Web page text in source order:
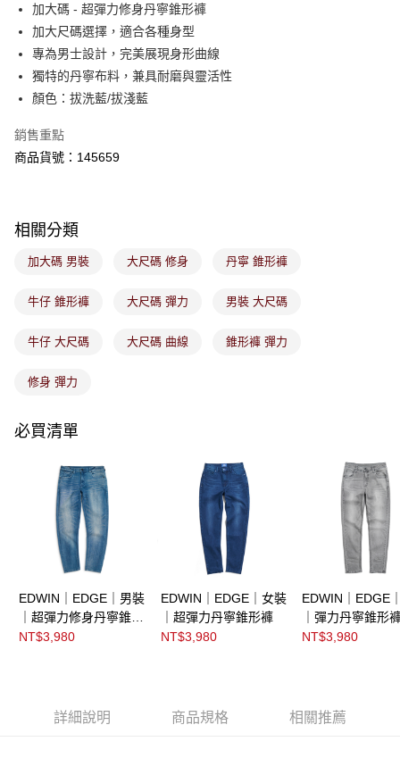
後付繳納相關費用。
※ 交易是否成功請以「AFTEE先享後付 」之結帳頁面顯示為準，若有關於
是否繳費成功／繳費後需取消欲退款等相關疑問，請聯繫「AFTEE先享後付
客戶支援中心」https://netprotections.freshdesk.com/support/home
１．透過由恩沛科技股份有限公司提供之「AFTEE先享後付」服務完成之交
權轉讓予恩沛科技股份有限公司。
２．關於個人資料處理事宜，請瀏覽以下網址：
４．使用「AFTEE先享後付」時，將依據個別帳號之用戶狀況，依本公司即
請求用戶進行身份認證。
恩沛科技股份有限公司將有權停止該用戶之使用額度並採取法律行動。
付款後萊爾富取貨
免運費
7-11取貨付款
免運費
付款後7-11取貨
免運費
免運費
付款後門市取貨
加大碼 - 超彈力修身丹寧錐形褲
加大尺碼選擇，適合各種身型
專為男士設計，完美展現身形曲線
獨特的丹寧布料，兼具耐磨與靈活性
顏色：拔洗藍/拔淺藍
銷售重點
商品貨號：145659
相關分類
加大碼 男裝 大尺碼 修身 丹寧 錐形褲
牛仔 錐形褲 大尺碼 彈力 男裝 大尺碼
牛仔 大尺碼 大尺碼 曲線 錐形褲 彈力
修身 彈力
必買清單
EDWIN｜EDGE｜男裝
｜超彈力修身丹寧錐形
褲
NT$3,980
EDWIN｜EDGE｜女裝
｜超彈力丹寧錐形褲
NT$3,980
EDWIN｜EDGE
｜彈力丹寧錐形
NT$3,980
詳細說明 商品規格 相關推薦